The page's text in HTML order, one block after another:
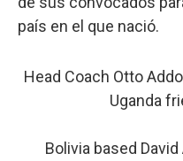
país en el que nació.
Head Coach Otto
Uganda
Bolivia based